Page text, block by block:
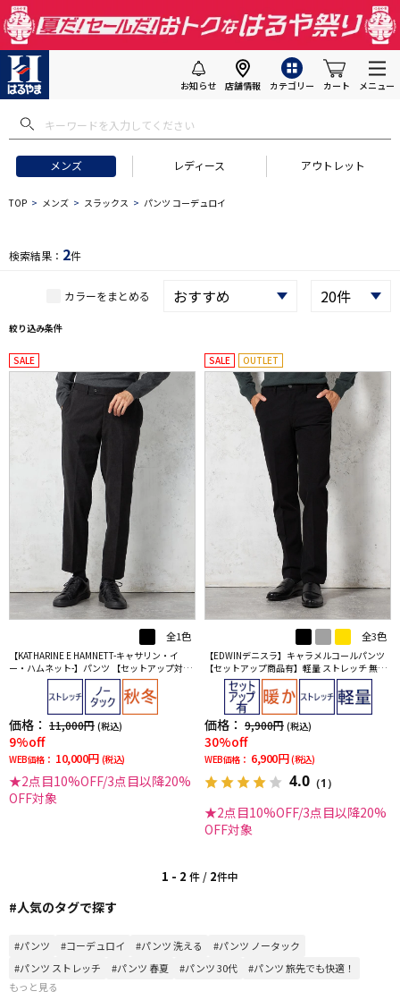
お知らせ 店舗情報 カテゴリー カート メニュー
メンズ レディース アウトレット
フトにおすすめ #セットアップ スーツ
TOP メンズ スラックス パンツ コーデュロイ
検索結果： 2件
カラーをまとめる
絞り込み条件
SALE
全1色
【KATHARINE E HAMNETT-キャサリン・イ
ー・ハムネット-】パンツ 【セットアップ対応
可】 ＫＥＨコーディロイセットアップパンツ
無地 キャサリン Ｅ ハムネット 秋冬
価格： 11,000円 (税込)
9%off
WEB価格： 10,000円 (税込)
★2点目10%OFF/3点目以降20%
OFF対象
SALE OUTLET
全3色
【EDWINデニスラ】キャラメルコールパンツ
【セットアップ商品有】軽量 ストレッチ 無地
価格： 9,900円 (税込)
30%off
WEB価格： 6,900円 (税込)
4.0 （1）
★2点目10%OFF/3点目以降20%
OFF対象
1 - 2 件 / 2件中
#人気のタグで探す
#パンツ #コーデュロイ #パンツ 洗える
#パンツ ノータック
#パンツ ストレッチ
#パンツ 春夏 #パンツ 30代
#パンツ 旅先でも快適！
もっと見る